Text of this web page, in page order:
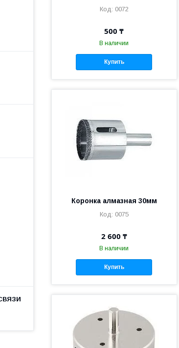
0072
500 ₸
В наличии
Купить
Коронка алмазная 30мм
0075
2 600 ₸
В наличии
Купить